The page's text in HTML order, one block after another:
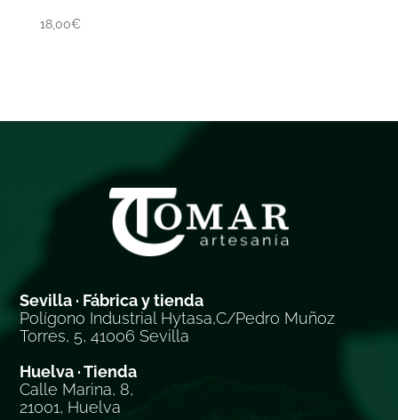
18,00€
Sevilla · Fábrica y tienda
Polígono Industrial Hytasa,C/Pedro Muñoz
Torres, 5, 41006 Sevilla
Huelva · Tienda
Calle Marina, 8,
21001, Huelva